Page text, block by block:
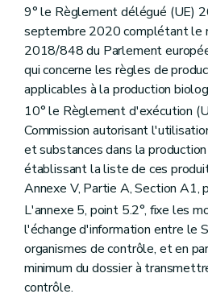
9° le Règlement délégué (UE)
septembre 2020 complétant le
2018/848 du Parlement
qui concerne les règles de
applicables à la production
10° le Règlement d'exécution
Commission autorisant
et substances dans la
établissant la liste de ces
Annexe V, Partie A, Section
L'annexe 5, point 5.2°, fixe les
l'échange d'information entre le
organismes de contrôle, et en
minimum du dossier à
contrôle.